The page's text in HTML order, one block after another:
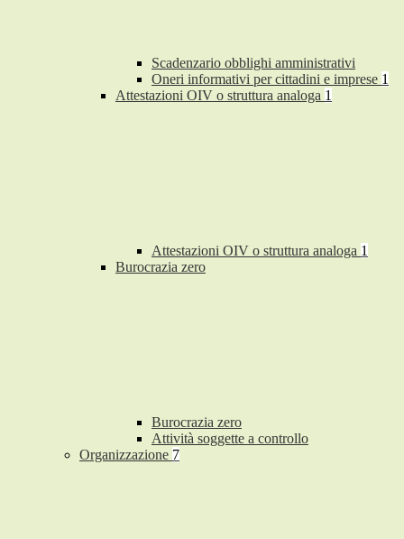
Scadenzario obblighi amministrativi
Oneri informativi per cittadini e imprese 1
Attestazioni OIV o struttura analoga 1
Attestazioni OIV o struttura analoga 1
Burocrazia zero
Burocrazia zero
Attività soggette a controllo
Organizzazione 7